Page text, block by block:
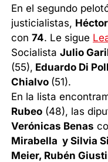
En el segundo
justicialistas,
con74. Le sigue
SocialistaJulio
(55), Eduardo Di
Chialvo (51).
En la lista
Rubeo (48), las
Verónicas Benas
Mirabella y Silvia
Meier, Rubén